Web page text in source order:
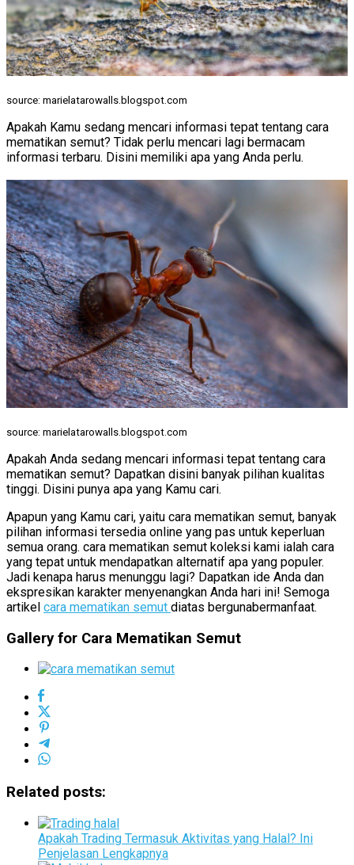
source: marielatarowalls.blogspot.com
Apakah Kamu sedang mencari informasi tepat tentang cara
mematikan semut? Tidak perlu mencari lagi bermacam
informasi terbaru. Disini memiliki apa yang Anda perlu.
source: marielatarowalls.blogspot.com
Apakah Anda sedang mencari informasi tepat tentang cara
mematikan semut? Dapatkan disini banyak pilihan kualitas
tinggi. Disini punya apa yang Kamu cari.
Apapun yang Kamu cari, yaitu cara mematikan semut, banyak
pilihan informasi tersedia online yang pas untuk keperluan
semua orang. cara mematikan semut koleksi kami ialah cara
yang tepat untuk mendapatkan alternatif apa yang populer.
Jadi kenapa harus menunggu lagi? Dapatkan ide Anda dan
ekspresikan karakter menyenangkan Anda hari ini! Semoga
artikel cara mematikan semut diatas bergunabermanfaat.
Gallery for Cara Mematikan Semut
Related posts:
Apakah Trading Termasuk Aktivitas yang Halal? Ini
Penjelasan Lengkapnya